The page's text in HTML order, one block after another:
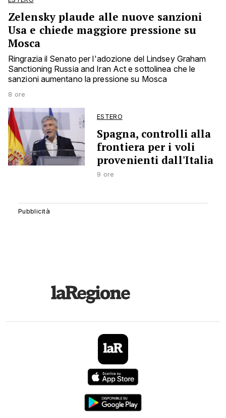
Zelensky plaude alle nuove sanzioni
Usa e chiede maggiore pressione su
Mosca
Ringrazia il Senato per l'adozione del Lindsey Graham
Sanctioning Russia and Iran Act e sottolinea che le
sanzioni aumentano la pressione su Mosca
8 ore
ESTERO
Spagna, controlli alla
frontiera per i voli
provenienti dall'Italia
9 ore